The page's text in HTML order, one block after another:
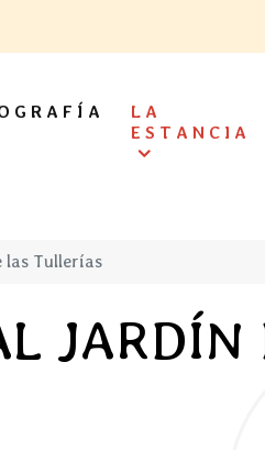
LA
ESTANCIA
las Tullerías
JARDÍN